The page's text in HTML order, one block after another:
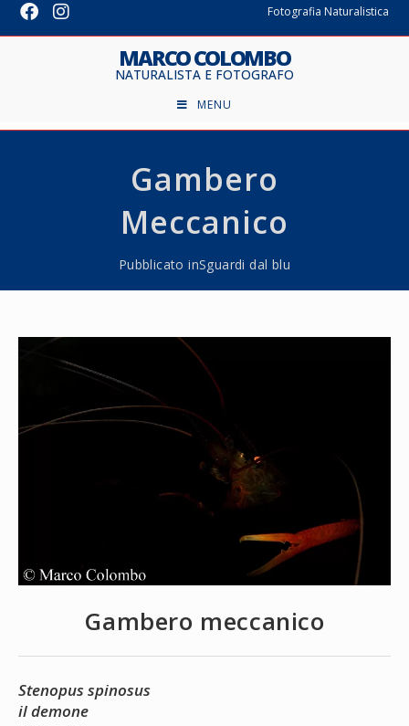
Fotografia Naturalistica
MARCO COLOMBO
NATURALISTA E FOTOGRAFO
MENU
Gambero
Meccanico
Pubblicato inSguardi dal blu
Gambero meccanico
Stenopus spinosus
il demone